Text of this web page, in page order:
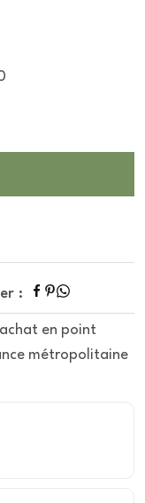
:
en point
métropolitaine